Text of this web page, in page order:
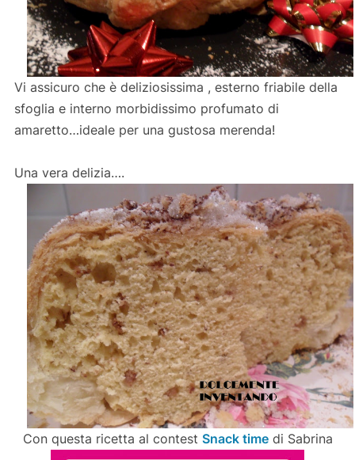
Vi assicuro che è deliziosissima , esterno friabile della
sfoglia e interno morbidissimo profumato di
amaretto…ideale per una gustosa merenda!
Una vera delizia….
Con questa ricetta al contest Snack timedi Sabrina